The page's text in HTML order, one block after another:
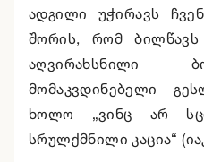
ადგილი უჭირავს
შორის, რომ
აღვირახსნილი
მომაკვდინებელი
ხოლო „ვინც არ
სრულქმნილი კაცია“